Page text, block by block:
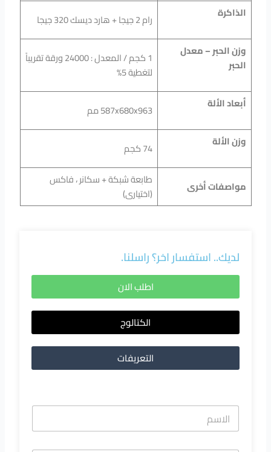
الذاكرة
رام 2 جيجا + هارد ديسك 320 جيجا
وزن الحبر – معدل
الحبر
1 كجم / المعدل : 24000 ورقة تقريباً
لتغطية 5%
أبعاد الألة
587x680x963 مم
وزن الألة
74 كجم
مواصفات أخرى
طابعة شبكة + سكانر ، فاكس
(اختيارى)
لديك.. استفسار اخر؟ راسلنا.
اطلب الان
الكتالوج
التعريفات